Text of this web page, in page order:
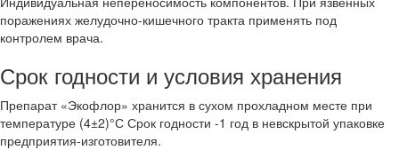
поражениях желудочно-кишечного тракта применять под
контролем врача.
Срок годности и условия хранения
Препарат «Экофлор» хранится в сухом прохладном месте при
температуре (4±2)°С Срок годности -1 год в невскрытой упаковке
предприятия-изготовителя.